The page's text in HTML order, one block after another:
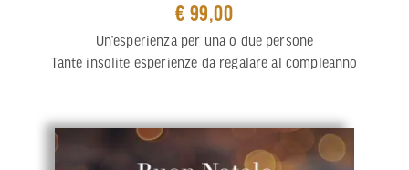
€ 99,00
Un’esperienza per una o due persone
Tante insolite esperienze da regalare al compleanno